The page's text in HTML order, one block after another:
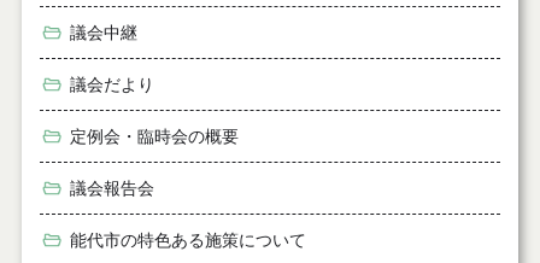
議会中継
議会だより
定例会・臨時会の概要
議会報告会
能代市の特色ある施策について